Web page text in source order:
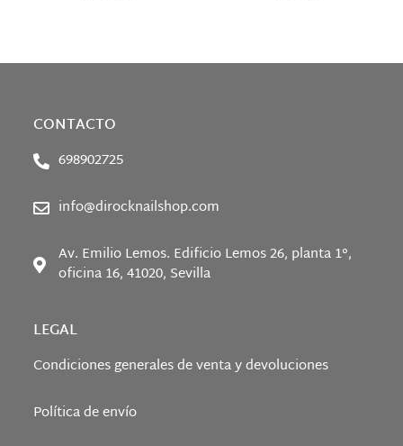
CONTACTO
698902725
info@dirocknailshop.com
Av. Emilio Lemos. Edificio Lemos 26, planta 1°,
oficina 16, 41020, Sevilla
LEGAL
Condiciones generales de venta y devoluciones
Política de envío